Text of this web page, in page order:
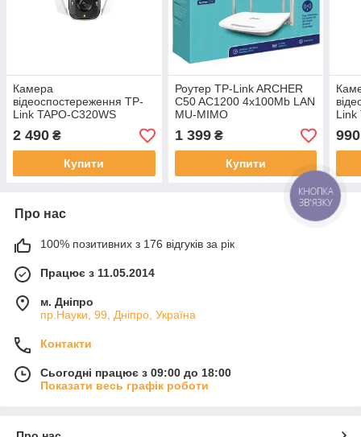
Камера
відеоспостереження TP-
Link TAPO-C320WS
вулична
2 490 ₴
Купити
Роутер TP-Link ARCHER
C50 AC1200 4x100Mb LAN
MU-MIMO
1 399₴
Купити
Link
990
Про нас
100% позитивних з 176 відгуків за рік
Працює з 11.05.2014
м. Дніпро
пр.Науки, 99, Дніпро, Україна
Контакти
Сьогодні працює з 09:00 до 18:00
Показати весь графік роботи
КНОПКА
ЗВ'ЯЗКУ